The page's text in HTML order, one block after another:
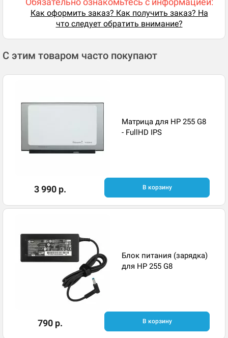
Как оформить заказ? Как получить заказ? На
что следует обратить внимание?
С этим товаром часто покупают
Матрица для HP 255 G8
- FullHD IPS
3 990 р. В корзину
Блок питания (зарядка)
для HP 255 G8
790 р. В корзину